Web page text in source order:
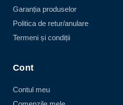
Garanția produselor
Politica de retur/anulare
Termeni și condiții
Cont
Contul meu